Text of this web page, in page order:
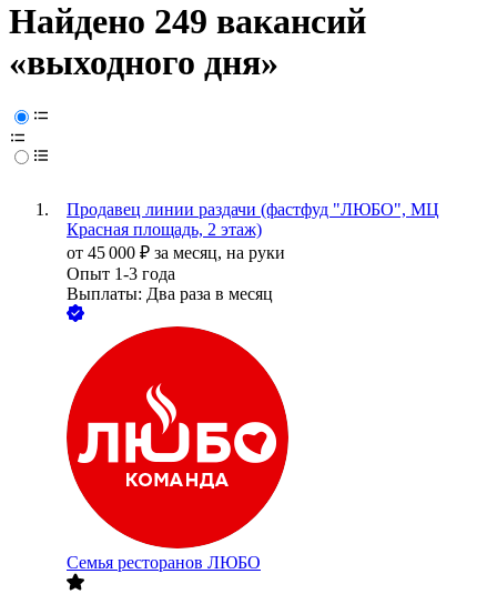
Найдено 249 вакансий
«выходного дня»
Продавец линии раздачи (фастфуд "ЛЮБО", МЦ
Красная площадь, 2 этаж)
от 45 000 ₽ за месяц, на руки
Опыт 1-3 года
Выплаты: Два раза в месяц
Семья ресторанов ЛЮБО